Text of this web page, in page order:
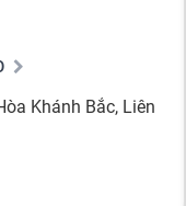
Khánh Bắc, Liên